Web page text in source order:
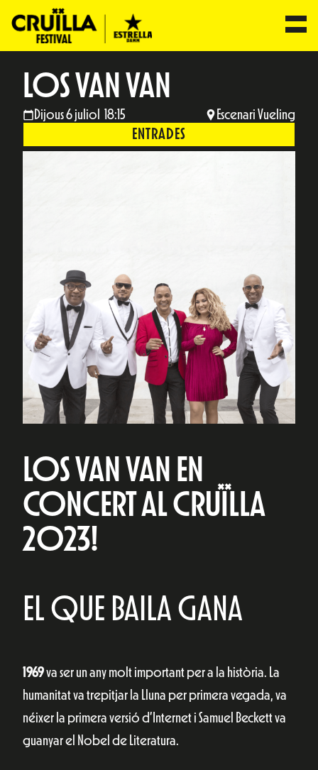
LOS VAN VAN
Dijous 6 juliol 18:15 Escenari Vueling
ENTRADES
LOS VAN VAN EN
CONCERT AL CRUÏLLA
2023!
EL QUE BAILA GANA
1969va ser un any molt important per a la història. La
humanitat va trepitjar la Lluna per primera vegada, va
néixer la primera versió d’Internet i Samuel Beckett va
guanyar el Nobel de Literatura.